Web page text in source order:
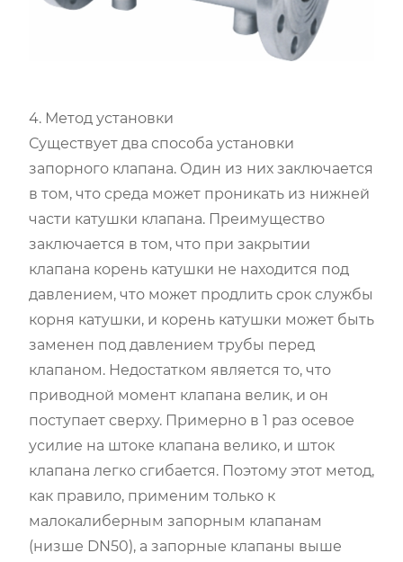
4. Метод установки
Существует два способа установки
запорного клапана. Один из них заключается
в том, что среда может проникать из нижней
части катушки клапана. Преимущество
заключается в том, что при закрытии
клапана корень катушки не находится под
давлением, что может продлить срок службы
корня катушки, и корень катушки может быть
заменен под давлением трубы перед
клапаном. Недостатком является то, что
приводной момент клапана велик, и он
поступает сверху. Примерно в 1 раз осевое
усилие на штоке клапана велико, и шток
клапана легко сгибается. Поэтому этот метод,
как правило, применим только к
малокалиберным запорным клапанам
(низше DN50), а запорные клапаны выше